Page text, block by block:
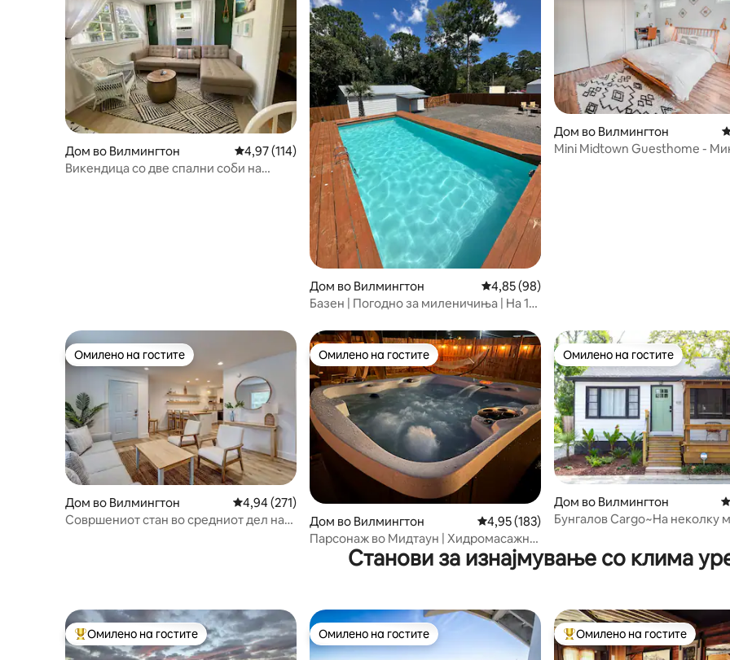
Дом во Вилмингтон Просечна оцена: 4,97 од 5, 114 рецензии
4,97 (114)
Викендица со две спални соби на
Дом во Вилмингтон Просечна оцена: 4,85 од 5, 98 рецензии
4,85 (98)
Базен | Погодно за миленичиња | На 10
Дом во Вилмингтон
Mini Midtown Guesthome -
Омилено на гостите
Омилено на гостите
Дом во Вилмингтон Просечна оцена: 4,94 од 5, 271 рецензии
4,94 (271)
Совршениот стан во средниот дел на
Омилено на гостите
Омилено на гостите
Дом во Вилмингтон Просечна оцена: 4,95 од 5, 183 рецензии
4,95 (183)
Парсонаж во Мидтаун | Хидромасажна
када | Огнена јама | Миленичиња
Омилено на гостите
Омилено на гостите
Дом во Вилмингтон
Бунгалов Cargo~На неколку
Станови за изнајмување со клима
Меѓу најуспешните „Омилени на гостите“
Омилено на гостите Омилено на гостите
Омилено на гостите Меѓу најуспешните „Омилени
Омилено на гостите